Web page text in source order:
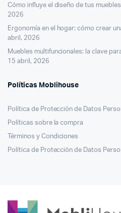
Cómo influye el diseño de tus
2026
Ergonomía en el hogar: cómo crear
abril, 2026
Muebles multifuncionales: la clave
15 abril, 2026
Políticas Moblihouse
Política de Protección de Datos
Políticas sobre la compra
Términos y Condiciones
Política de Protección de Datos